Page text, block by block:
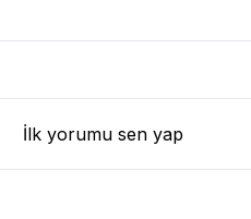
İlk yorumu sen yap